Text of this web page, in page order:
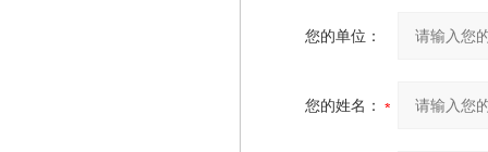
您的单位：
您的姓名：